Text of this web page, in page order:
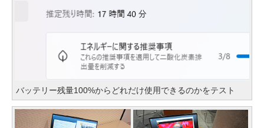
バッテリー残量100%からどれだけ使用できるのかをテスト